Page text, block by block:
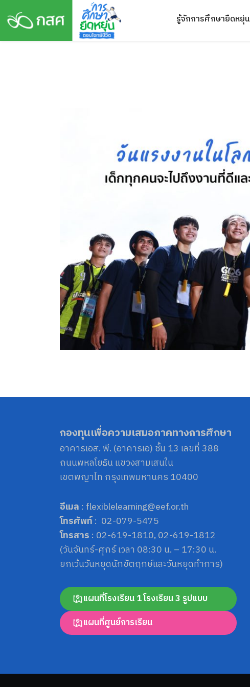
content
รู้จักการศึกษายืดหยุ่น
กองทุนเพื่อความเสมอภาคทางการศึกษา
อาคารเอส. พี. (อาคารเอ) ชั้น 13 เลขที่ 388
ถนนพหลโยธิน แขวงสามเสนใน
เขตพญาไท กรุงเทพมหานคร 10400
อีเมล : flexiblelearning@eef.or.th
โทรศัพท์: 02-079-5475
โทรสาร : 02-619-1810, 02-619-1812
(วันจันทร์-ศุกร์ เวลา 08:30 น. – 17:30 น.
ยกเว้นวันหยุดนักขัตฤกษ์และวันหยุดทำการ)
แผนที่โรงเรียน 1 โรงเรียน 3 รูปแบบ
แผนที่ศูนย์การเรียน